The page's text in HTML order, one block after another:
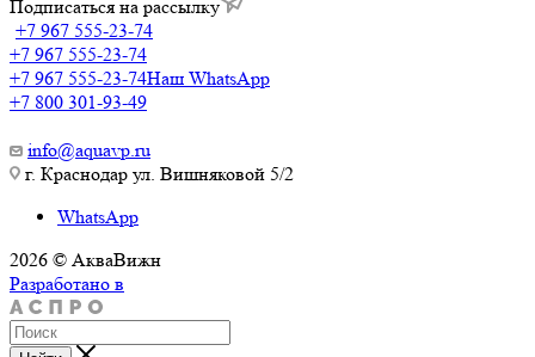
Подписаться на рассылку
+7 967 555-23-74
+7 967 555-23-74
+7 967 555-23-74Наш WhatsApp
+7 800 301-93-49
info@aquavp.ru
г. Краснодар ул. Вишняковой 5/2
WhatsApp
2026 © АкваВижн
Разработано в